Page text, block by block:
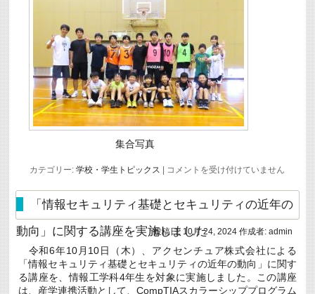
集合写真
カテゴリー: 学校・学生トピックス
公
講
座
「因
島
バ
ケ
ッ
ト
コメントを受け付けていません
「情報セキュリティ基礎とセキュリティの近年の
動向」に関する講座を実施しました
投稿日: 10月 24, 2024 作成者: admin
令和6年10月10日（木）、アクセンチュア株式会社による
「情報セキュリティ基礎とセキュリティの近年の動向」に関す
る講座を、情報工学科4年生を対象に実施しました。この講座
は、産学連携活動として、CompTIAスカラーシッププログラム